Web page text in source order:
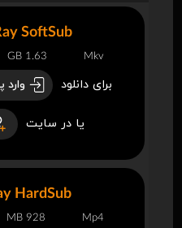
برای دانلود
یا در سایت
SoftSub
1.63 GB Mkv
HardSub
928 MB Mp4